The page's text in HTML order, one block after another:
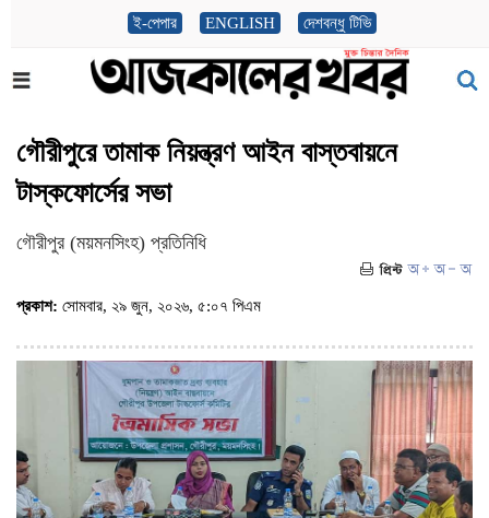
ই-পেপার ENGLISH দেশবন্ধু টিভি
গৌরীপুরে তামাক নিয়ন্ত্রণ আইন বাস্তবায়নে
টাস্কফোর্সের সভা
গৌরীপুর (ময়মনসিংহ) প্রতিনিধি
প্রকাশ: সোমবার, ২৯ জুন, ২০২৬, ৫:০৭ পিএম